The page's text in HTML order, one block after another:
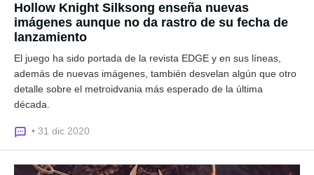
Hollow Knight Silksong enseña nuevas
imágenes aunque no da rastro de su fecha de
lanzamiento
El juego ha sido portada de la revista EDGE y en sus líneas,
además de nuevas imágenes, también desvelan algún que otro
detalle sobre el metroidvania más esperado de la última
década.
• 31 dic 2020